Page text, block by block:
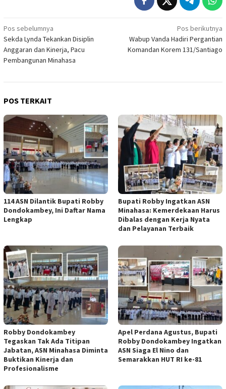
Navigasi
pos
Pos sebelumnya
Sekda Lynda Tekankan Disiplin
Anggaran dan Kinerja, Pacu
Pembangunan Minahasa
Pos berikutnya
Wabup Vanda Hadiri Pergantian
Komandan Korem 131/Santiago
POS TERKAIT
114 ASN Dilantik Bupati Robby
Dondokambey, Ini Daftar Nama
Lengkap
Bupati Robby Ingatkan ASN
Minahasa: Kemerdekaan Harus
Dibalas dengan Kerja Nyata
dan Pelayanan Terbaik
Robby Dondokambey
Tegaskan Tak Ada Titipan
Jabatan, ASN Minahasa Diminta
Buktikan Kinerja dan
Profesionalisme
Apel Perdana Agustus, Bupati
Robby Dondokambey Ingatkan
ASN Siaga El Nino dan
Semarakkan HUT RI ke-81